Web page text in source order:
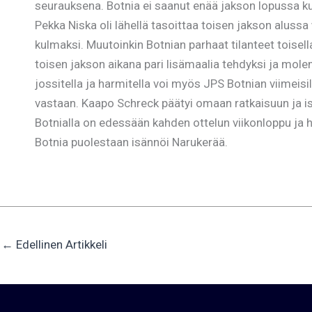
seurauksena. Botnia ei saanut enää jakson lopussa
Pekka Niska oli lähellä tasoittaa toisen jakson
kulmaksi. Muutoinkin Botnian parhaat tilanteet
toisen jakson aikana pari lisämaalia tehdyksi ja
jossitella ja harmitella voi myös JPS Botnian
vastaan. Kaapo Schreck päätyi omaan ratkaisuun ja
Botnialla on edessään kahden ottelun viikonloppu ja
Botnia puolestaan isännöi Narukerää.
← Edellinen Artikkeli